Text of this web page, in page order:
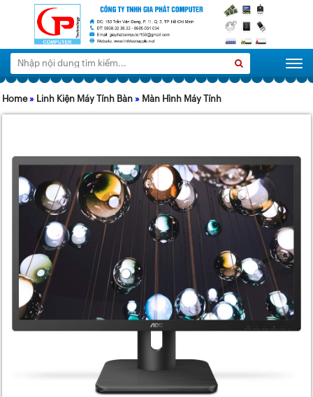
Tìm
kiếm:
Home» Linh Kiện Máy Tính Bàn » Màn Hình Máy Tính